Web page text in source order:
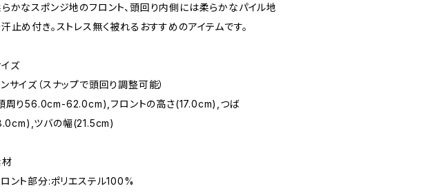
かなスポンジ地のフロント、頭回り内側には柔らかなパイル地
止め付き。ストレス無く被れるおすすめのアイテムです。
ズ
サイズ（スナップで頭回り調整可能）
周り56.0cm-62.0cm),フロントの高さ(17.0cm),つば
ツバの幅(21.5cm)
ント部分:ポリエステル100%